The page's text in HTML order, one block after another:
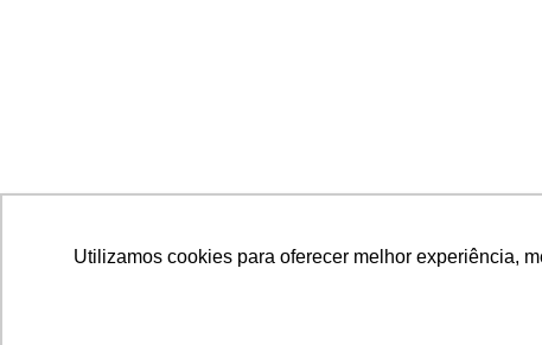
Utilizamos cookies para oferecer melhor experiência,
Utilizamos cookies para oferecer melhor experiência,